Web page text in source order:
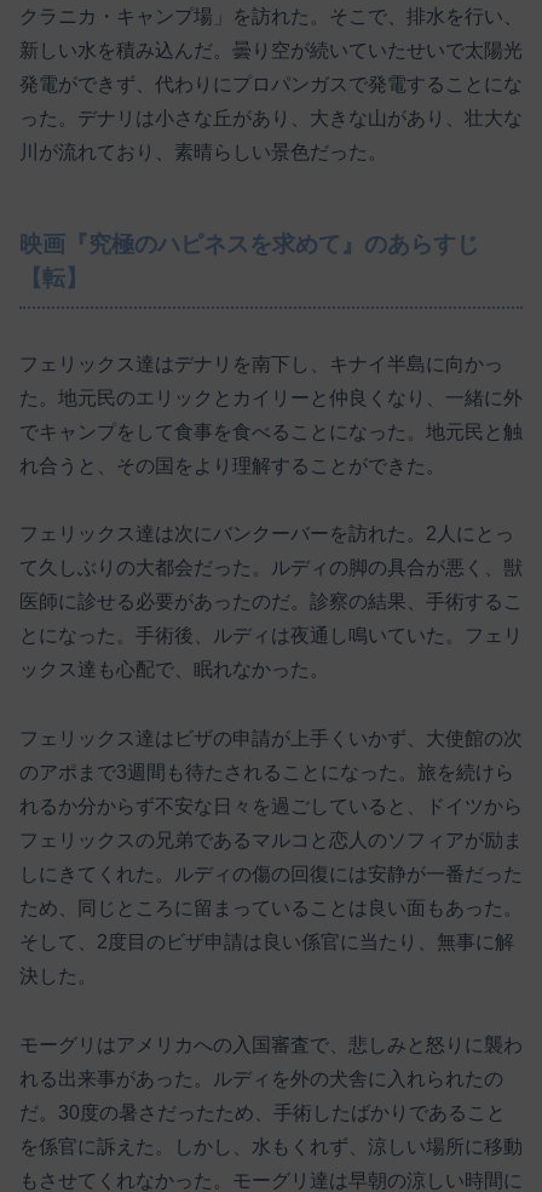
クラニカ・キャンプ場」を訪れた。そこで、排水を行い、
新しい水を積み込んだ。曇り空が続いていたせいで太陽光
発電ができず、代わりにプロパンガスで発電することにな
った。デナリは小さな丘があり、大きな山があり、壮大な
川が流れており、素晴らしい景色だった。
映画『究極のハピネスを求めて』のあらすじ
【転】
フェリックス達はデナリを南下し、キナイ半島に向かっ
た。地元民のエリックとカイリーと仲良くなり、一緒に外
でキャンプをして食事を食べることになった。地元民と触
れ合うと、その国をより理解することができた。
フェリックス達は次にバンクーバーを訪れた。2人にとっ
て久しぶりの大都会だった。ルディの脚の具合が悪く、獣
医師に診せる必要があったのだ。診察の結果、手術するこ
とになった。手術後、ルディは夜通し鳴いていた。フェリ
ックス達も心配で、眠れなかった。
フェリックス達はビザの申請が上手くいかず、大使館の次
のアポまで3週間も待たされることになった。旅を続けら
れるか分からず不安な日々を過ごしていると、ドイツから
フェリックスの兄弟であるマルコと恋人のソフィアが励ま
しにきてくれた。ルディの傷の回復には安静が一番だった
ため、同じところに留まっていることは良い面もあった。
そして、2度目のビザ申請は良い係官に当たり、無事に解
決した。
モーグリはアメリカへの入国審査で、悲しみと怒りに襲わ
れる出来事があった。ルディを外の犬舎に入れられたの
だ。30度の暑さだったため、手術したばかりであること
を係官に訴えた。しかし、水もくれず、涼しい場所に移動
もさせてくれなかった。モーグリ達は早朝の涼しい時間に